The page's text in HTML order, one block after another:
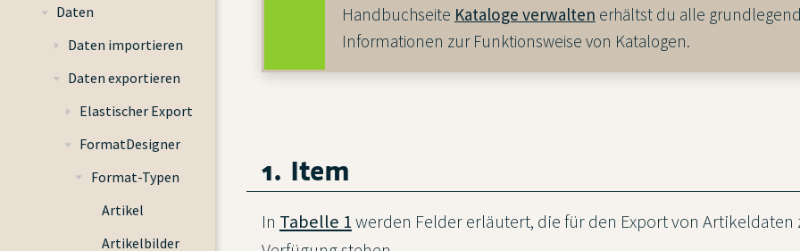
Daten
Daten importieren
Daten exportieren
Elastischer Export
FormatDesigner
Format-Typen
Artikel
Artikelbilder
Handbuchseite Kataloge verwalten erhältst du alle
Informationen zur Funktionsweise von Katalogen.
1. Item
In Tabelle 1werden Felder erläutert, die für den Export von Artikeldaten